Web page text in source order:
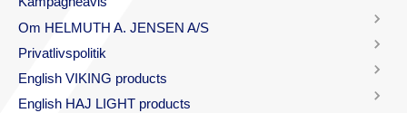
Om HELMUTH A. JENSEN A/S
Privatlivspolitik
English VIKING products
English HAJ LIGHT products